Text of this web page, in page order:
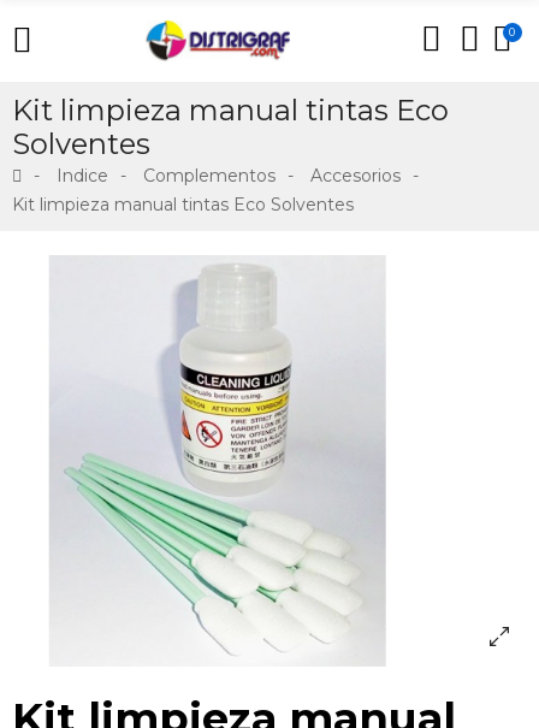
0
Kit limpieza manual tintas Eco
Solventes
Indice Complementos
Accesorios
Kit limpieza manual tintas Eco Solventes